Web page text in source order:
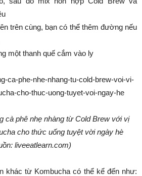
trên cùng, bạn có thể thêm đường nếu
một thanh quế cắm vào ly
cà phê nhẹ nhàng từ Cold Brew với vị
cho thức uống tuyệt vời ngày hè
liveeatlearn.com)
khác từ Kombucha có thể kể đến như: